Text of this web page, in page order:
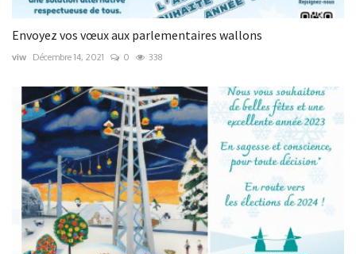
Envoyez vos vœux aux parlementaires wallons
viw Décembre 14, 2021 0 338